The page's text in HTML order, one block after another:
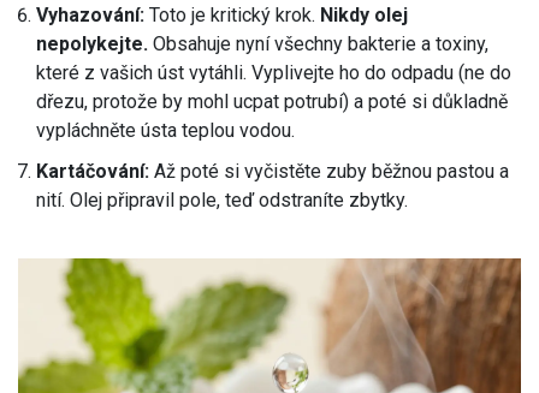
Vyhazování: Toto je kritický krok. Nikdy olej
nepolykejte. Obsahuje nyní všechny bakterie a toxiny,
které z vašich úst vytáhli. Vyplivejte ho do odpadu (ne do
dřezu, protože by mohl ucpat potrubí) a poté si důkladně
vypláchněte ústa teplou vodou.
Kartáčování: Až poté si vyčistěte zuby běžnou pastou a
nití. Olej připravil pole, teď odstraníte zbytky.